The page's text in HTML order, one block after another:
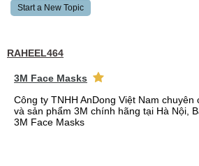
Start a New Topic
RAHEEL464
3M Face Masks
Công ty TNHH AnDong Việt Nam chuyên
và sản phẩm 3M chính hãng tại Hà Nội,
3M Face Masks